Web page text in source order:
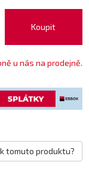
Koupit
u nás na prodejně.
tomuto produktu?